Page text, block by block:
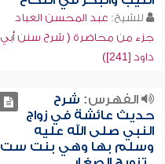
للشيخ: عبد المحسن العباد
جزء من محاضرة ( شرح سنن أبي
داود [241])
الفهرس: شرح
حديث عائشة في زواج
النبي صلى الله عليه
وسلم بها وهي بنت ست